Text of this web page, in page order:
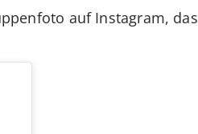
auf Instagram, das